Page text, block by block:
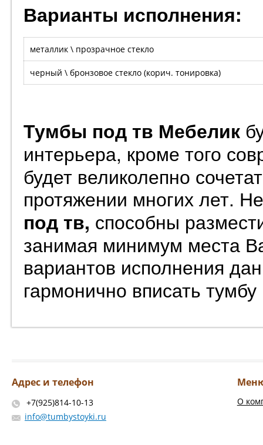
Варианты исполнения:
металлик \ прозрачное стекло
черный \ бронзовое стекло (корич. тонировка)
Тумбы под тв Мебелик
интерьера, кроме того
будет великолепно
протяжении многих лет.
под тв, способны
занимая минимум места
вариантов исполнения
гармонично вписать
Адрес и телефон
+7(925)814-10-13
info@tumbystoyki.ru
О